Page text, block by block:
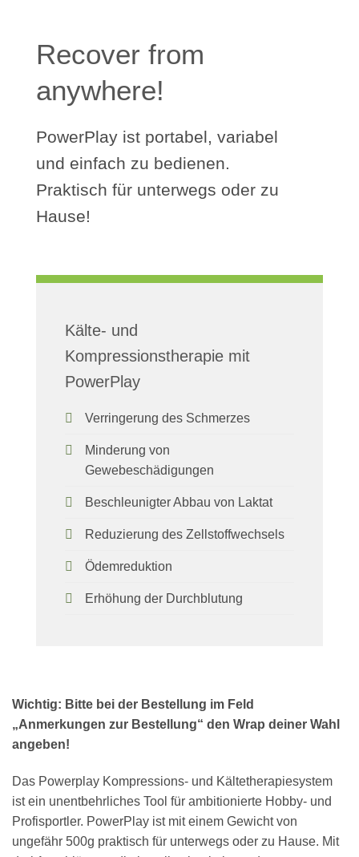
Recover from
anywhere!
PowerPlay ist portabel, variabel
und einfach zu bedienen.
Praktisch für unterwegs oder zu
Hause!
Kälte- und
Kompressionstherapie mit
PowerPlay
Verringerung des Schmerzes
Minderung von
Gewebeschädigungen
Beschleunigter Abbau von Laktat
Reduzierung des Zellstoffwechsels
Ödemreduktion
Erhöhung der Durchblutung
Wichtig: Bitte bei der Bestellung im Feld
„Anmerkungen zur Bestellung“ den Wrap deiner Wahl
angeben!
Das Powerplay Kompressions- und Kältetherapiesystem
ist ein unentbehrliches Tool für ambitionierte Hobby- und
Profisportler. PowerPlay ist mit einem Gewicht von
ungefähr 500g praktisch für unterwegs oder zu Hause. Mit